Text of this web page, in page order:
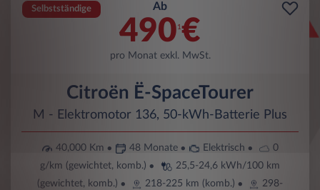
Selbstständige Ab
490 1 €
pro Monat exkl. MwSt.
Citroën Ë-SpaceTourer
M - Elektromotor 136, 50-kWh-Batterie Plus
40,000 Km 48 Monate Elektrisch
0
g/km (gewichtet, komb.)
25,5-24,6 kWh/100 km
(gewichtet, komb.)
218-225 km (komb.)
298-